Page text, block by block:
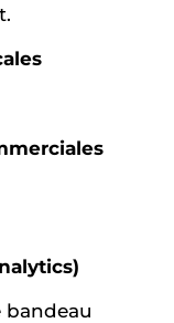
bandeau